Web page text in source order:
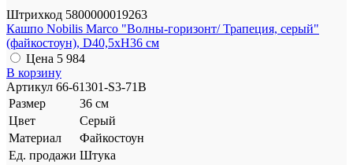
Штрихкод 5800000019263
Кашпо Nobilis Marco "Волны-горизонт/ Трапеция, серый"
(файкостоун), D40,5xH36 см
Цена 5 984
В корзину
Артикул 66-61301-S3-71B
Размер
36 см
Цвет
Серый
Материал
Файкостоун
Ед. продажи Штука